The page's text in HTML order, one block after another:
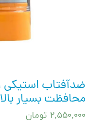
محافظت بسیار بالا
۲,۵۵۰,۰۰۰ تومان